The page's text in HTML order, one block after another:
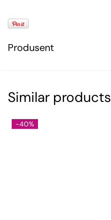
Produsent
Similar products
-40%